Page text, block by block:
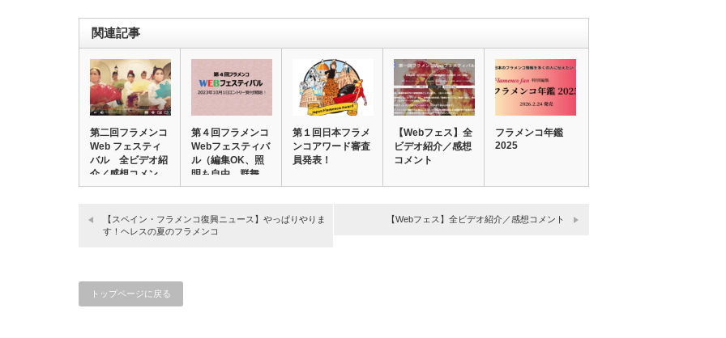
関連記事
第二回フラメンコ
Web フェスティ
バル 全ビデオ紹
介／感想コメン…
第４回フラメンコ
Webフェスティバ
ル（編集OK、照
明も自由、群舞…
第１回日本フラメ
ンコアワード審査
員発表！
【Webフェス】全
ビデオ紹介／感想
コメント
フラメンコ年鑑
2025
【スペイン・フラメンコ復興ニュース】やっぱりやりま
す！ヘレスの夏のフラメンコ
【Webフェス】全ビデオ紹介／感想コメント
トップページに戻る